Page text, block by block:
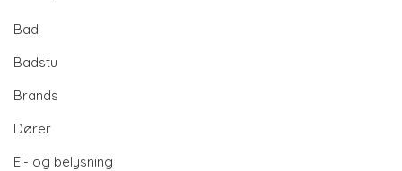
Bad
Badstu
Brands
Dører
El- og belysning